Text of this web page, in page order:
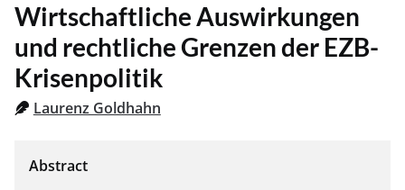
Wirtschaftliche Auswirkungen
und rechtliche Grenzen der EZB-
Krisenpolitik
Laurenz Goldhahn